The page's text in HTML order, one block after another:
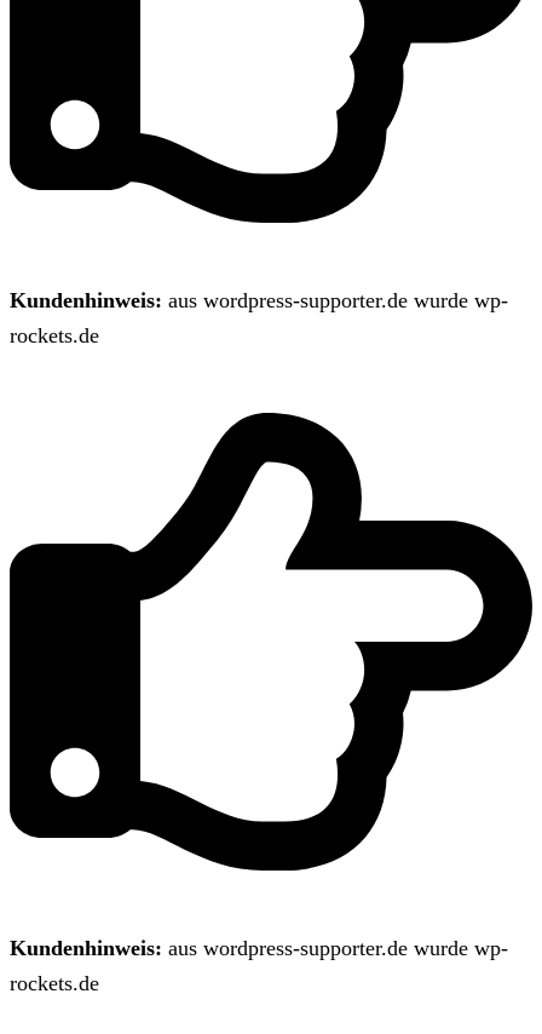
Kundenhinweis: aus wordpress-supporter.de wurde wp-
rockets.de
Kundenhinweis: aus wordpress-supporter.de wurde wp-
rockets.de